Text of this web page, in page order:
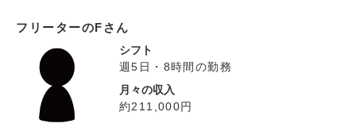
フリーターのFさん
シフト
週5日・8時間の勤務
月々の収入
約211,000円